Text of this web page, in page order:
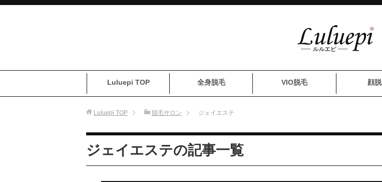
Luluepi TOP 全身脱毛 VIO脱毛 顔
Luluepi TOP 脱毛サロン ジェイエステ
ジェイエステの記事一覧